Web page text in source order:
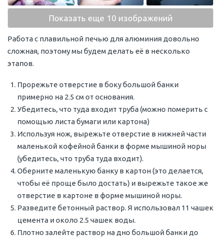
Показать еще 10 изображений
Работа с плавильной печью для алюминия довольно
сложная, поэтому мы будем делать её в несколько
этапов.
Прорежьте отверстие в боку большой банки
примерно на 2.5 см от основания.
Убедитесь, что туда входит труба (можно померить с
помощью листа бумаги или картона)
Используя нож, вырежьте отверстие в нижней части
маленькой кофейной банки в форме мышиной норы
(убедитесь, что труба туда входит).
Оберните маленькую банку в картон (это делается,
чтобы её проще было достать) и вырежьте такое же
отверстие в картоне в форме мышиной норы.
Разведите бетонный раствор. Я использовал 11 чашек
цемента и около 2.5 чашек воды.
Плотно залейте раствор на дно большой банки до